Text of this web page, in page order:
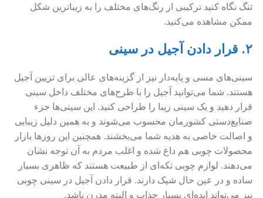
تنگ نگاه کنید ترکیبی از رنگ‌های مختلف را به زیباترین شکل
ممکن مشاهده می‌کنید.
۲. قرار دادن آجیل در سینی
سینی‌های مسی و پایه‌دار نیز از گزینه‌های عالی برای تزیین آجیل
هستند. شما می‌توانید آجیل‌ را با طرح‌های مختلف داخل سینی
قرار دهید و یک سینی زیبا را طراحی کنید. این سینی‌ها جزء
صنایع‌دستی کشورمان محسوب می‌شوند و به همین دلیل زیبایی
و اصالت خاصی به هدیه شما می‌بخشند. همچنین این روزها بازار
محصولات چوبی هم داغ شده و اغلب مردم به آن توجه نشان
می‌دهند. لوازم چوبی تکه‌ای از طبیعت هستند که ظاهری بسیار
ساده و در عین حال شیک دارند. قرار دادن آجیل در سینی چوبی
نیز می‌تواند ایده‌ای بسیار جذاب و البته مدرن باشد.